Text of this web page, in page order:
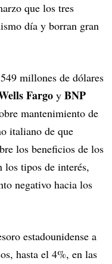
que los tres
día y borran gran
millones de dólares
Fargo y BNP
mantenimiento de
italiano de que
los beneficios de los
los tipos de interés,
negativo hacia los
estadounidense a
hasta el 4%, en las